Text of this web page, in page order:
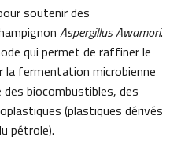
soutenir des
Aspergillus Awamori.
qui permet de raffiner le
fermentation microbienne
biocombustibles, des
(plastiques dérivés
pétrole).